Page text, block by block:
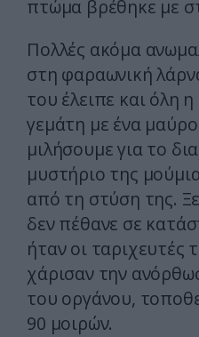
πτώμα βρέθηκε με
Πολλές ακόμα
στη φαραωνική
του έλειπε και όλη
γεμάτη με ένα
μιλήσουμε για το
μυστήριο της
από τη στύση της.
δεν πέθανε σε
ήταν οι ταριχευτές
χάρισαν την
του οργάνου,
90 μοιρών.